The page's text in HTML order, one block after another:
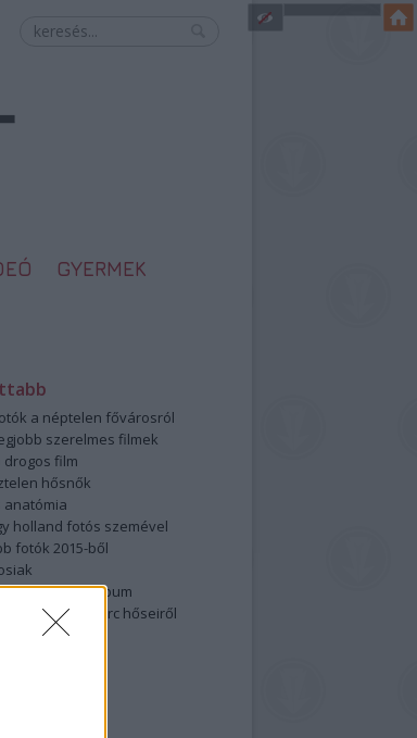
GYERMEK
a néptelen fővárosról
szerelmes filmek
drogos film
hősnők
anatómia
holland fotós szemével
fotók 2015-ből
meztelen album
as szabadságharc hőseiről